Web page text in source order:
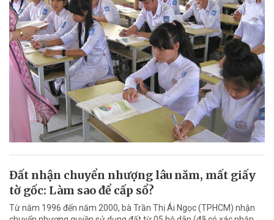
Đất nhận chuyển nhượng lâu năm, mất giấy
tờ gốc: Làm sao để cấp sổ?
Từ năm 1996 đến năm 2000, bà Trần Thị Ái Ngọc (TPHCM) nhận